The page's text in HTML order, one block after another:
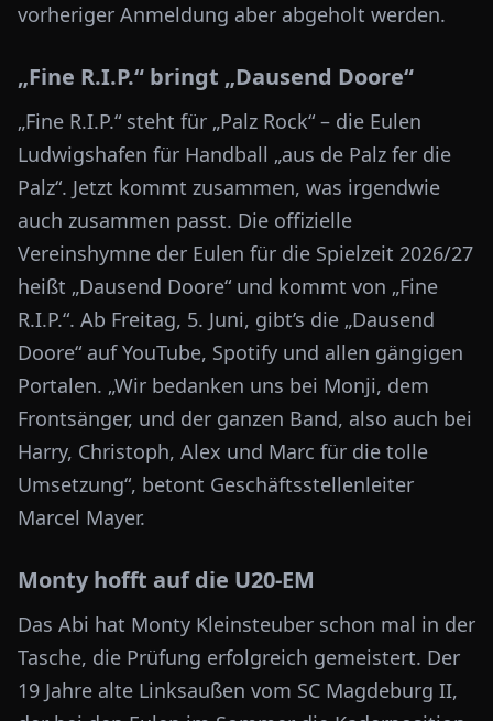
vorheriger Anmeldung aber abgeholt werden.
„Fine R.I.P.“ bringt „Dausend Doore“
„Fine R.I.P.“ steht für „Palz Rock“ – die Eulen
Ludwigshafen für Handball „aus de Palz fer die
Palz“. Jetzt kommt zusammen, was irgendwie
auch zusammen passt. Die offizielle
Vereinshymne der Eulen für die Spielzeit 2026/27
heißt „Dausend Doore“ und kommt von „Fine
R.I.P.“. Ab Freitag, 5. Juni, gibt’s die „Dausend
Doore“ auf YouTube, Spotify und allen gängigen
Portalen. „Wir bedanken uns bei Monji, dem
Frontsänger, und der ganzen Band, also auch bei
Harry, Christoph, Alex und Marc für die tolle
Umsetzung“, betont Geschäftsstellenleiter
Marcel Mayer.
Monty hofft auf die U20-EM
Das Abi hat Monty Kleinsteuber schon mal in der
Tasche, die Prüfung erfolgreich gemeistert. Der
19 Jahre alte Linksaußen vom SC Magdeburg II,